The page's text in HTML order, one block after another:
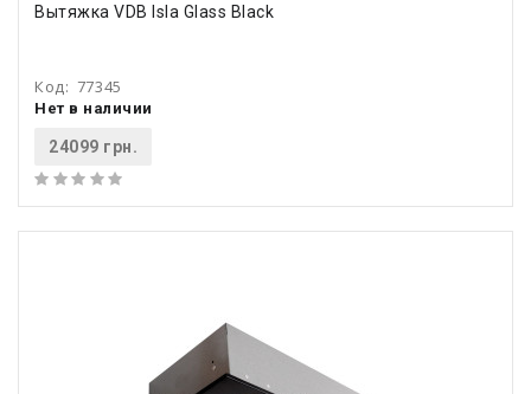
Вытяжка VDB Isla Glass Black
Код: 77345
Нет в наличии
24099 грн.